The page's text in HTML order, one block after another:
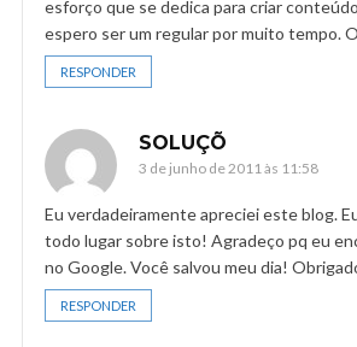
esforço que se dedica para criar
espero ser um regular por muito tempo.
RESPONDER
SOLUÇÕ
3 de junho de 2011 às 11:58
Eu verdadeiramente apreciei este blog.
todo lugar sobre isto! Agradeço pq eu
no Google. Você salvou meu dia!
RESPONDER